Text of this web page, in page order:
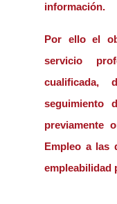
información.
Por ello el
servicio
cualificada,
seguimiento
previamente
Empleo a las
empleabilidad